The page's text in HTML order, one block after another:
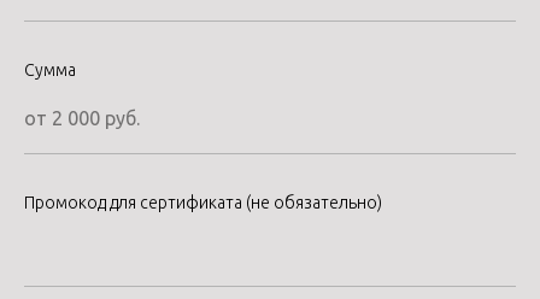
Сумма
от 2 000 руб.
Промокод для сертификата (не обязательно)